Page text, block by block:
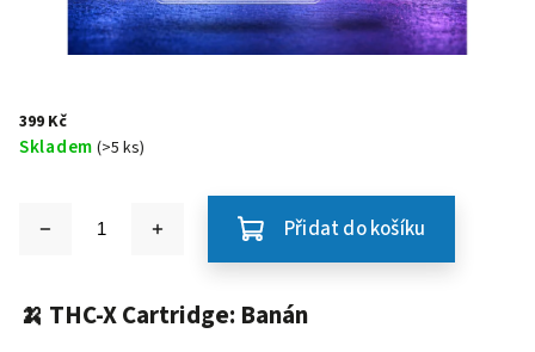
399 Kč
Skladem (>5 ks)
Přidat do košíku
🍌 THC-X Cartridge: Banán